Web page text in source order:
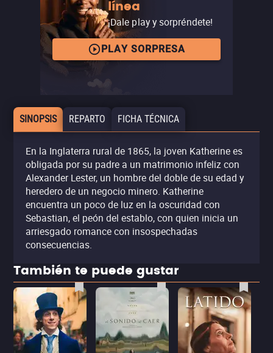
línea
¡Dale play y sorpréndete!
PLAY SORPRESA
SINOPSIS REPARTO FICHA TÉCNICA
En la Inglaterra rural de 1865, la joven Katherine es
obligada por su padre a un matrimonio infeliz con
Alexander Lester, un hombre del doble de su edad y
heredero de un negocio minero. Katherine
encuentra un poco de luz en la oscuridad con
Sebastian, el peón del establo, con quien inicia un
arriesgado romance con insospechadas
consecuencias.
También te puede gustar